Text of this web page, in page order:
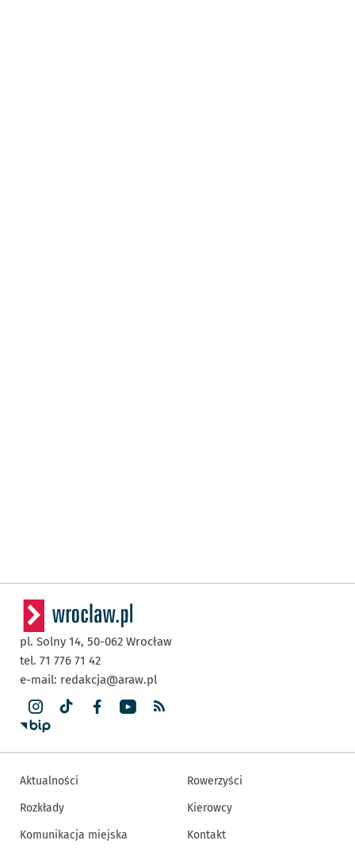
pl. Solny 14, 50-062 Wrocław
tel. 71 776 71 42
e-mail: redakcja@araw.pl
Aktualności
Rozkłady
Komunikacja miejska
Rowerzyści
Kierowcy
Kontakt